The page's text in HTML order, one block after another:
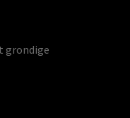
grondige